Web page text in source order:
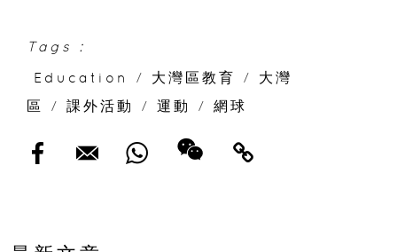
Tags :
Education
/ 大灣區教育 /
大灣
區
/ 課外活動 / 運動 / 網球